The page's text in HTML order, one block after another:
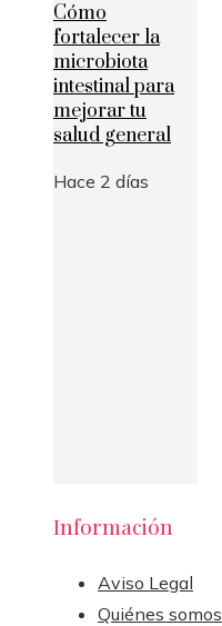
Cómo
fortalecer la
microbiota
intestinal para
mejorar tu
salud general
Hace 2 días
Información
Aviso Legal
Quiénes somos